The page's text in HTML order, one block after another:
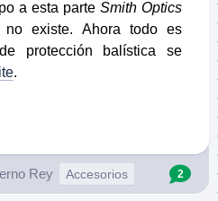
a esta parte Smith Optics
existe. Ahora todo es
protección balística se
.
Rey Accesorios 2